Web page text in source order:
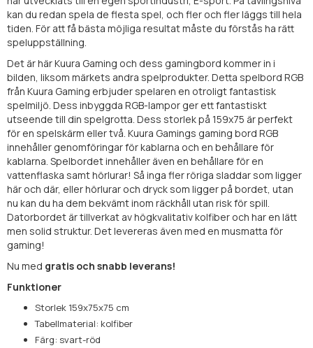
kan du redan spela de flesta spel, och fler och fler läggs till hela
tiden. För att få bästa möjliga resultat måste du förstås ha rätt
speluppställning.
Det är här Kuura Gaming och dess gamingbord kommer in i
bilden, liksom märkets andra spelprodukter. Detta spelbord RGB
från Kuura Gaming erbjuder spelaren en otroligt fantastisk
spelmiljö. Dess inbyggda RGB-lampor ger ett fantastiskt
utseende till din spelgrotta. Dess storlek på 159x75 är perfekt
för en spelskärm eller två. Kuura Gamings gaming bord RGB
innehåller genomföringar för kablarna och en behållare för
kablarna. Spelbordet innehåller även en behållare för en
vattenflaska samt hörlurar! Så inga fler röriga sladdar som ligger
här och där, eller hörlurar och dryck som ligger på bordet, utan
nu kan du ha dem bekvämt inom räckhåll utan risk för spill.
Datorbordet är tillverkat av högkvalitativ kolfiber och har en lätt
men solid struktur. Det levereras även med en musmatta för
gaming!
Nu med gratis och snabb leverans!
Funktioner
Storlek 159x75x75 cm
Tabellmaterial: kolfiber
Färg: svart-röd